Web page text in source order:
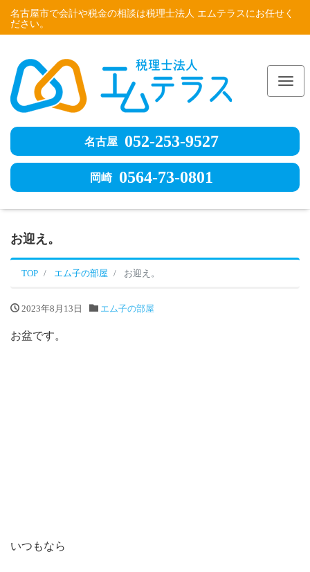
名古屋市で会計や税金の相談は税理士法人 エムテラスにお任せく
ださい。
名古屋 052-253-9527
岡崎 0564-73-0801
お迎え。
TOP エム子の部屋 お迎え。
2023年8月13日 エム子の部屋
お盆です。
いつもなら